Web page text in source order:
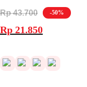
-50%
Rp43.700
Harga
aslinya
Rp 21.850Harga
saat
Rp 21.850.